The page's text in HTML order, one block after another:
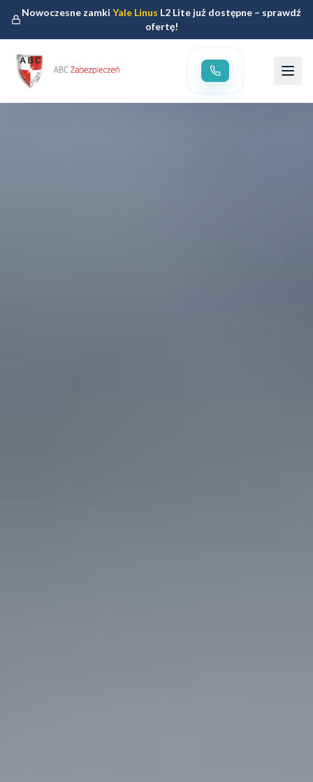
Nowoczesne zamkiYale Linus L2 Lite już dostępne – sprawdź
ofertę!